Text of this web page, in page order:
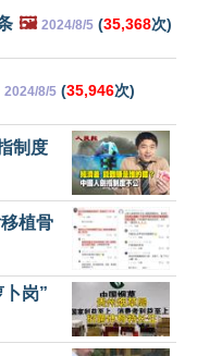
🖼️ 2024/8/5 (35,368次)
2024/8/5 (35,946次)
制度
植骨
岗”